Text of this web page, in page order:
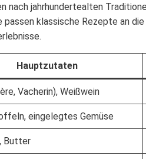
nach jahrhundertealten
klassische Rezepte an
Hauptzutaten
Vacherin), Weißwein
eingelegtes Gemüse
Butter